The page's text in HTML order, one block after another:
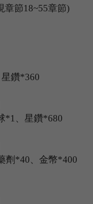
章節18~55章節)
鑽*360
*1、星鑽*680
劑*40、金幣*400